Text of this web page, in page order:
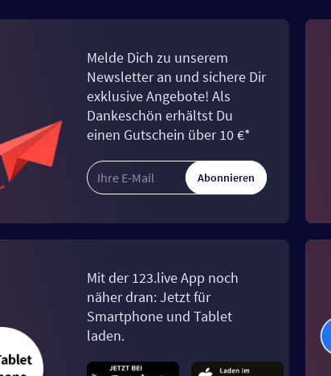
Melde Dich zu unserem
Newsletter an und sichere Dir
exklusive Angebote! Als
Dankeschön erhältst Du
einen Gutschein über 10 €*
Abonnieren
Mit der 123.live App noch
näher dran: Jetzt für
Smartphone und Tablet
laden.